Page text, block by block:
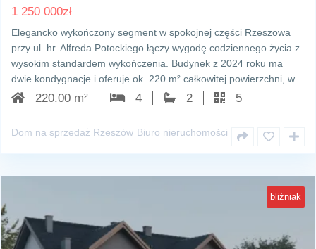
1 250 000zł
Elegancko wykończony segment w spokojnej części Rzeszowa
przy ul. hr. Alfreda Potockiego łączy wygodę codziennego życia z
wysokim standardem wykończenia. Budynek z 2024 roku ma
dwie kondygnacje i oferuje ok. 220 m² całkowitej powierzchni, w…
220.00 m² 4 2 5
Dom na sprzedaż Rzeszów Biuro nieruchomości
bliźniak